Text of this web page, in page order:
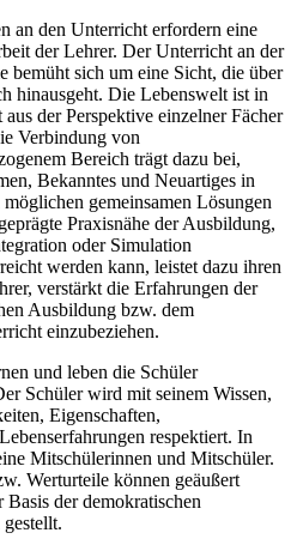
an den Unterricht erfordern eine
der Lehrer. Der Unterricht an der
bemüht sich um eine Sicht, die über
hinausgeht. Die Lebenswelt ist in
der Perspektive einzelner Fächer
Verbindung von
Bereich trägt dazu bei,
Bekanntes und Neuartiges in
gemeinsamen Lösungen
Praxisnähe der Ausbildung,
oder Simulation
werden kann, leistet dazu ihren
verstärkt die Erfahrungen der
Ausbildung bzw. dem
einzubeziehen.
und leben die Schüler
Schüler wird mit seinem Wissen,
Eigenschaften,
respektiert. In
Mitschülerinnen und Mitschüler.
Werturteile können geäußert
der demokratischen